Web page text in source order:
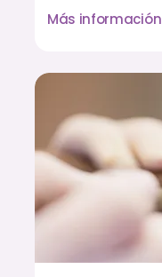
Más información